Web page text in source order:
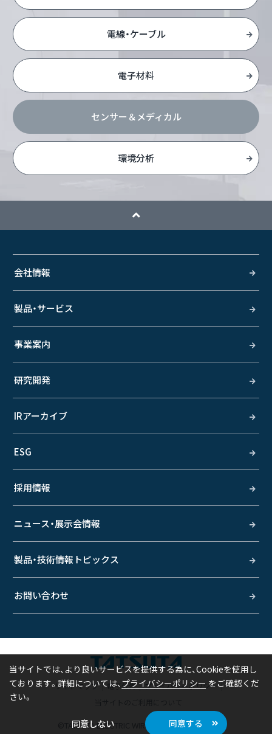
当サイトでは、より良いサービスを提供する為に、Cookieを使用し
ております。 詳細については、プライバシーポリシー
同意しない 同意する
電線・ケーブル
電子材料
センサー＆メディカル
環境分析
会社情報
製品・サービス
事業案内
研究開発
IRアーカイブ
ESG
採用情報
ニュース・展示会情報
製品・技術情報トピックス
お問い合わせ
サイトマップ 電子公告
プライバシーポリシー
©TATSUTA ELECTRIC WIRE & CABLE CO., LTD.